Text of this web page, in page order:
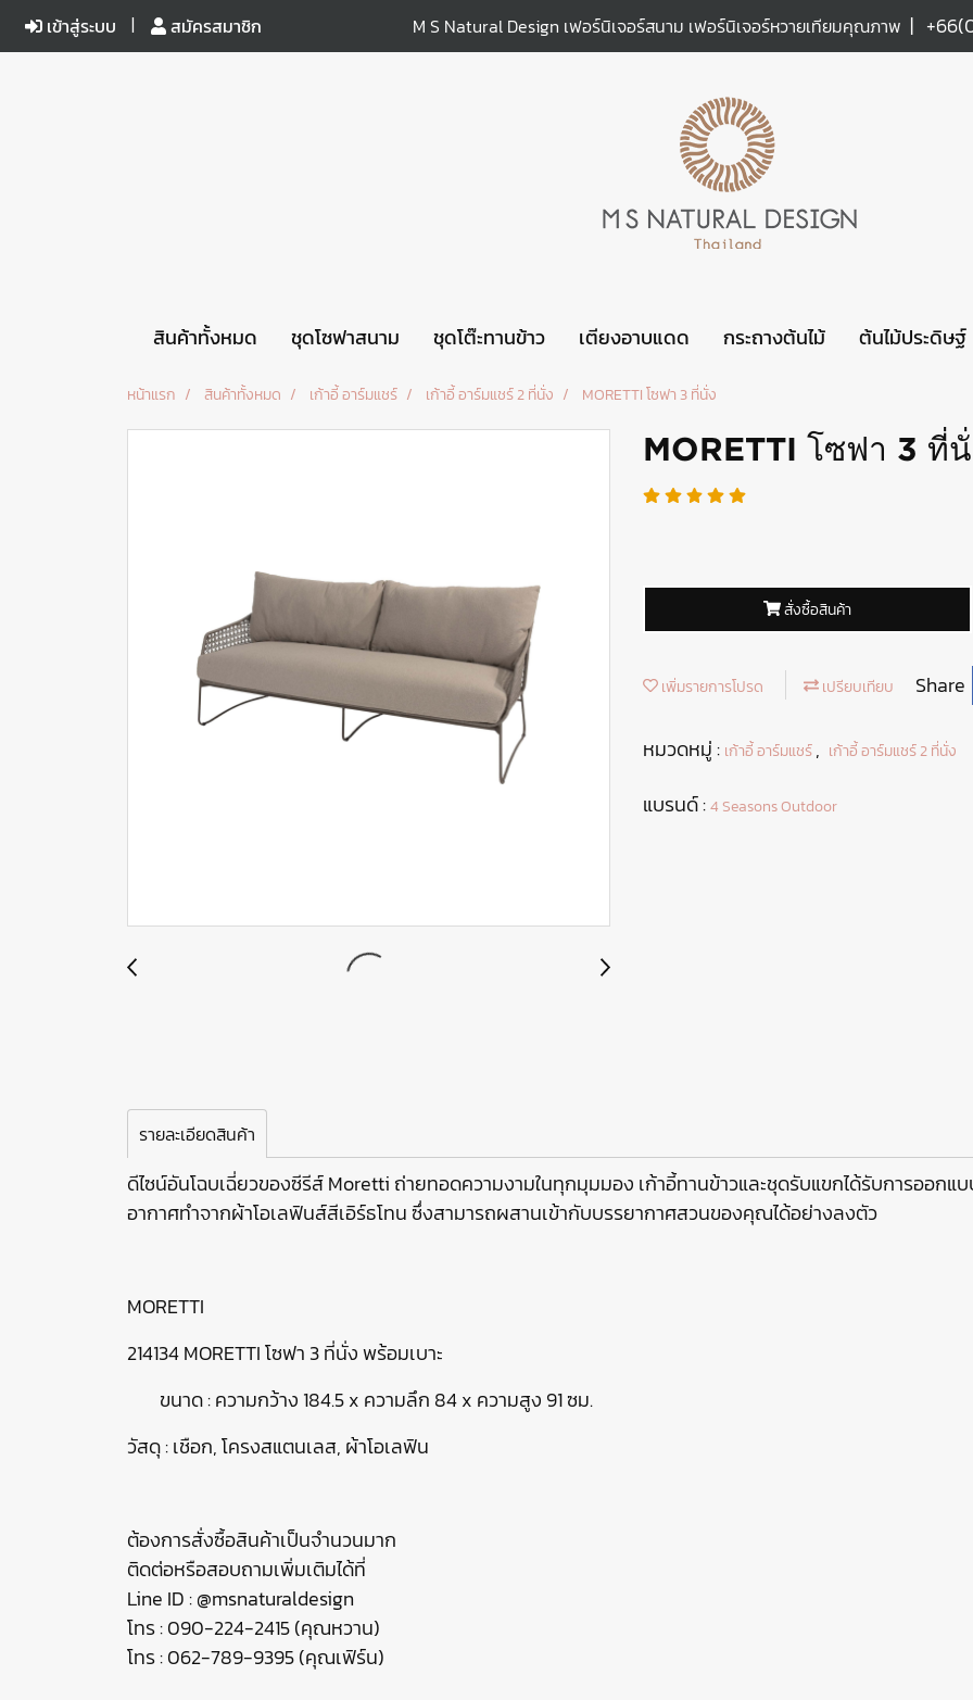
เข้าสู่ระบบ สมัครสมาชิก M S Natural Design เฟอร์นิเจอร์สนาม เฟอร์นิเจอร์หวายเทียมคุณภาพ |
สินค้าทั้งหมด ชุดโซฟาสนาม ชุดโต๊ะทานข้าว เตียงอาบแดด กระถางต้นไม้ ต้นไม้ประดิษฐ์
หน้าแรก สินค้าทั้งหมด เก้าอี้ อาร์มแชร์ เก้าอี้ อาร์มแชร์ 2 ที่นั่ง MORETTI โซฟา 3 ที่นั่ง
MORETTI โซฟา 3 ที่
สั่งซื้อสินค้า
เพิ่มรายการโปรด เปรียบเทียบ Share
หมวดหมู่ : เก้าอี้ อาร์มแชร์, เก้าอี้ อาร์มแชร์ 2 ที่นั่ง
แบรนด์ :4 Seasons Outdoor
รายละเอียดสินค้า
ดีไซน์อันโฉบเฉี่ยวของซีรีส์ Moretti ถ่ายทอดความงามในทุกมุมมอง เก้าอี้ทานข้าวและชุดรับแขกได้รับการออ
อากาศทำจากผ้าโอเลฟินส์สีเอิร์ธโทน ซึ่งสามารถผสานเข้ากับบรรยากาศสวนของคุณได้อย่างลงตัว
MORETTI
214134 MORETTI โซฟา 3 ที่นั่ง พร้อมเบาะ
ขนาด : ความกว้าง 184.5 x ความลึก 84 x ความสูง 91 ซม.
วัสดุ : เชือก, โครงสแตนเลส, ผ้าโอเลฟิน
ต้องการสั่งซื้อสินค้าเป็นจำนวนมาก
ติดต่อหรือสอบถามเพิ่มเติมได้ที่
Line ID : @msnaturaldesign
โทร : 090-224-2415 (คุณหวาน)
โทร : 062-789-9395 (คุณเฟิร์น)